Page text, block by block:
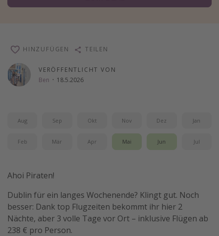
Roadtrips
Strandurlaub
Gruppenreisen
Hotels in Hamburg
Weitere Themen
Familienurlaub in der Türkei
Rundreisen in Thailand
Bahnreisen in der Schweiz
Reisepassfreie Reiseziele
VERÖFFENTLICHT VON
Ben · 18.5.2026
HINZUFÜGEN TEILEN
Aug Sep Okt Nov Dez Jan
Feb Mär Apr Mai Jun Jul
Ahoi Piraten!
Dublin für ein langes Wochenende? Klingt gut. Noch
besser: Dank top Flugzeiten bekommt ihr hier 2
Nächte, aber 3 volle Tage vor Ort – inklusive Flügen ab
238 € pro Person.